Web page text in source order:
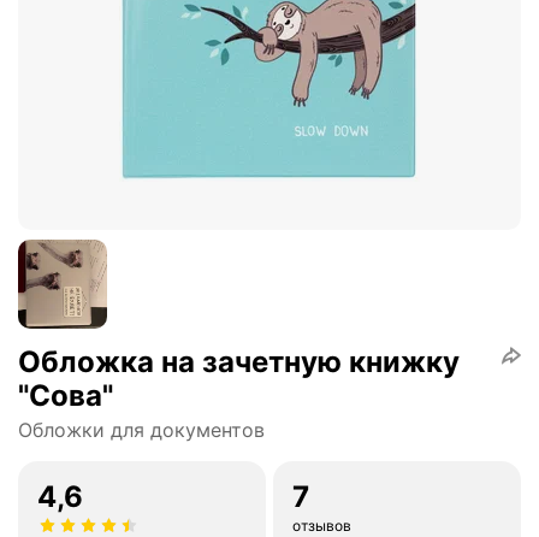
Обложка на зачетную книжку
"Сова"
Обложки для документов
4,6 7
отзывов